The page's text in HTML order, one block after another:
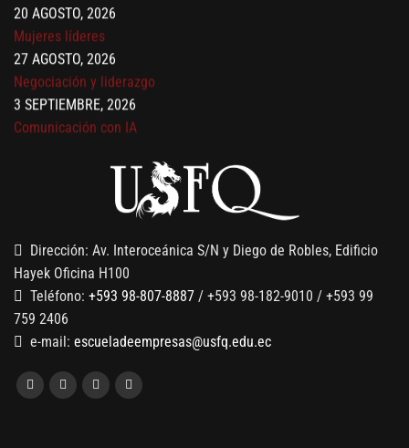
Mujeres líderes
27 AGOSTO, 2026
Negociación y liderazgo
3 SEPTIEMBRE, 2026
Comunicación con IA
7 SEPTIEMBRE, 2026
13 AGOSTO, 2026
Finanzas para no financieros
Dirección: Av. Interoceánica S/N y Diego de Robles, Edificio
Hayek Oficina H100
Teléfono: +593 98-807-8887 / +593 98-182-9010 / +593 99
759 2406
e-mail: escueladeempresas@usfq.edu.ec